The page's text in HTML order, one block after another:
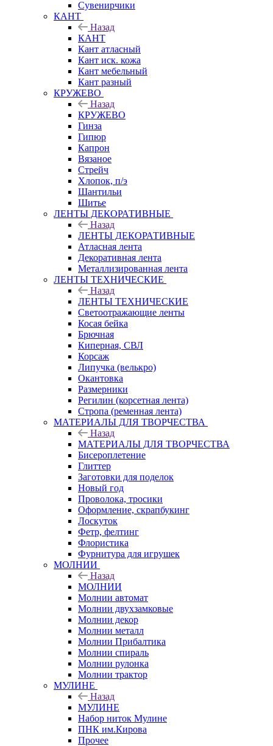
Сувенирчики
КАНТ
Назад
КАНТ
Кант атласный
Кант иск. кожа
Кант мебельный
Кант разный
КРУЖЕВО
Назад
КРУЖЕВО
Гинза
Гипюр
Капрон
Вязаное
Стрейч
Хлопок, п/э
Шантильи
Шитье
ЛЕНТЫ ДЕКОРАТИВНЫЕ
Назад
ЛЕНТЫ ДЕКОРАТИВНЫЕ
Атласная лента
Декоративная лента
Металлизированная лента
ЛЕНТЫ ТЕХНИЧЕСКИЕ
Назад
ЛЕНТЫ ТЕХНИЧЕСКИЕ
Светоотражающие ленты
Косая бейка
Брючная
Киперная, СВЛ
Корсаж
Липучка (велькро)
Окантовка
Размерники
Регилин (корсетная лента)
Стропа (ременная лента)
МАТЕРИАЛЫ ДЛЯ ТВОРЧЕСТВА
Назад
МАТЕРИАЛЫ ДЛЯ ТВОРЧЕСТВА
Бисероплетение
Глиттер
Заготовки для поделок
Новый год
Проволока, тросики
Оформление, скрапбукинг
Лоскуток
Фетр, фелтинг
Флористика
Фурнитура для игрушек
МОЛНИИ
Назад
МОЛНИИ
Молнии автомат
Молнии двухзамковые
Молнии декор
Молнии металл
Молнии Прибалтика
Молнии спираль
Молнии рулонка
Молнии трактор
МУЛИНЕ
Назад
МУЛИНЕ
Набор ниток Мулине
ПНК им.Кирова
Прочее